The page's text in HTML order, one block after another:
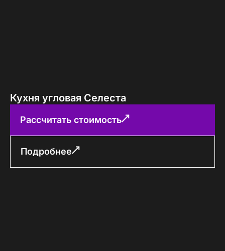
Кухня угловая Селеста
Рассчитать стоимость
Подробнее